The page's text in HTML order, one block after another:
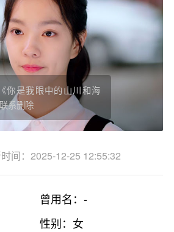
你是我眼中的山川和海
系删除
间：2025-12-25 12:55:32
曾用名：-
性别：女